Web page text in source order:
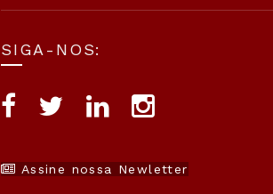
SIGA-NOS:
Assine nossa Newletter